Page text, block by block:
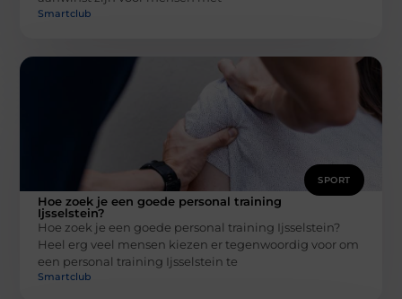
Smartclub
SPORT
Hoe zoek je een goede personal training
Ijsselstein?
Hoe zoek je een goede personal training Ijsselstein?
Heel erg veel mensen kiezen er tegenwoordig voor om
een personal training Ijsselstein te
Smartclub